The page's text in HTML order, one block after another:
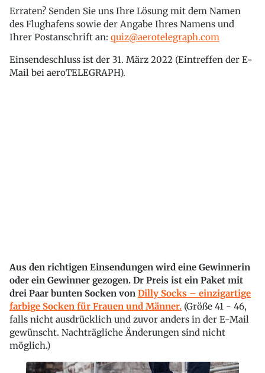
Erraten? Senden Sie uns Ihre Lösung mit dem Namen
des Flughafens sowie der Angabe Ihres Namens und
Ihrer Postanschrift an: quiz@aerotelegraph.com
Einsendeschluss ist der 31. März 2022 (Eintreffen der E-
Mail bei aeroTELEGRAPH).
Aus den richtigen Einsendungen wird eine Gewinnerin
oder ein Gewinner gezogen. Dr Preis ist ein Paket mit
drei Paar bunten Socken von Dilly Socks – einzigartige
farbige Socken für Frauen und Männer. (Größe 41 - 46,
falls nicht ausdrücklich und zuvor anders in der E-Mail
gewünscht. Nachträgliche Änderungen sind nicht
möglich.)